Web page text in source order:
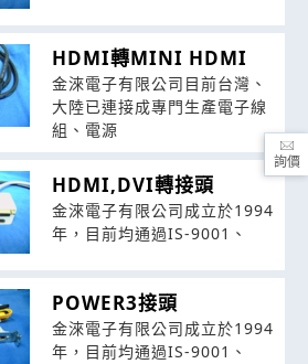
HDMI轉MINI HDMI
金淶電子有限公司目前台灣、
大陸已連接成專門生產電子線
組、電源
HDMI,DVI轉接頭
金淶電子有限公司成立於1994
年，目前均通過IS-9001、
POWER3接頭
金淶電子有限公司成立於1994
年，目前均通過IS-9001、
詢價